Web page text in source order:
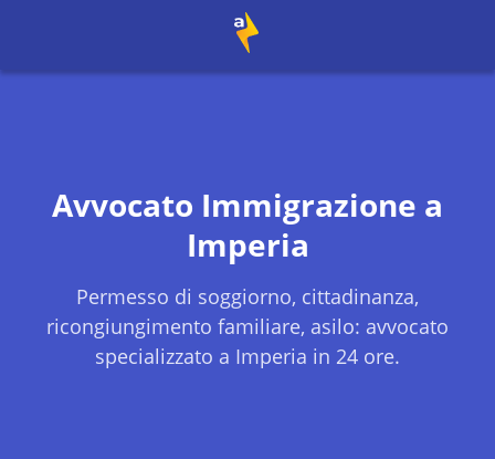
Avvocato Immigrazione a
Imperia
Permesso di soggiorno, cittadinanza,
ricongiungimento familiare, asilo: avvocato
specializzato a Imperia in 24 ore.